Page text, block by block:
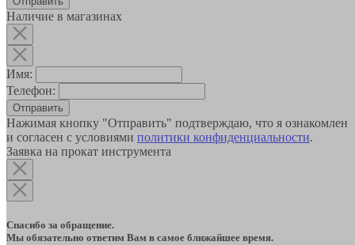
Наличие в магазинах
Имя:
Телефон:
Отправить
Нажимая кнопку "Отправить" подтверждаю, что я ознакомлен
и согласен с условиями политики конфиденциальности.
Заявка на прокат инструмента
Спасибо за обращение.
Мы обязательно ответим Вам в самое ближайшее время.